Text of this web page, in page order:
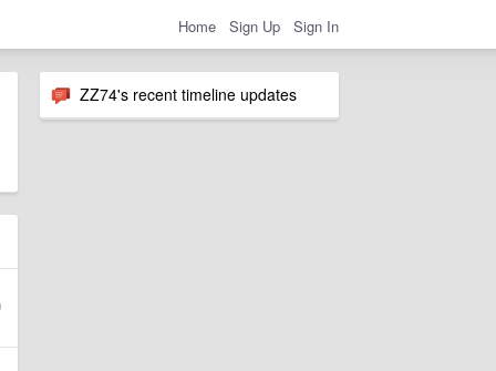
Home Sign Up Sign In
ZZ74's recent timeline updates